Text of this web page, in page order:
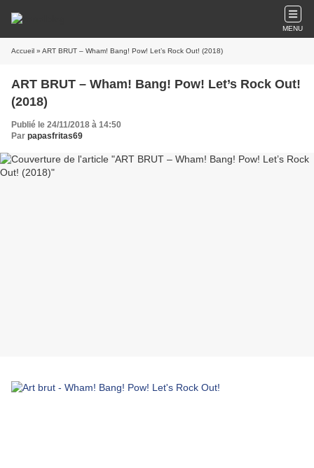
MENU
Accueil » ART BRUT – Wham! Bang! Pow! Let’s Rock Out! (2018)
ART BRUT – Wham! Bang! Pow! Let’s Rock Out!
(2018)
Publié le 24/11/2018 à 14:50
Par papasfritas69